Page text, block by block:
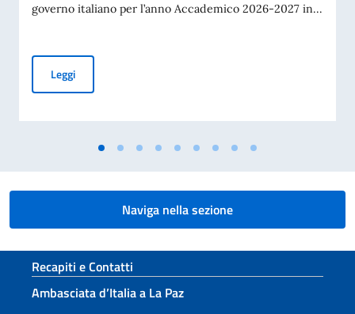
governo italiano per l’anno Accademico 2026-2027 in...
LeggiGraduatoria - Borse di studio offerte dal Governo italiano
Naviga nella sezione
Sezione footer
Recapiti e Contatti
Ambasciata d’Italia a La Paz